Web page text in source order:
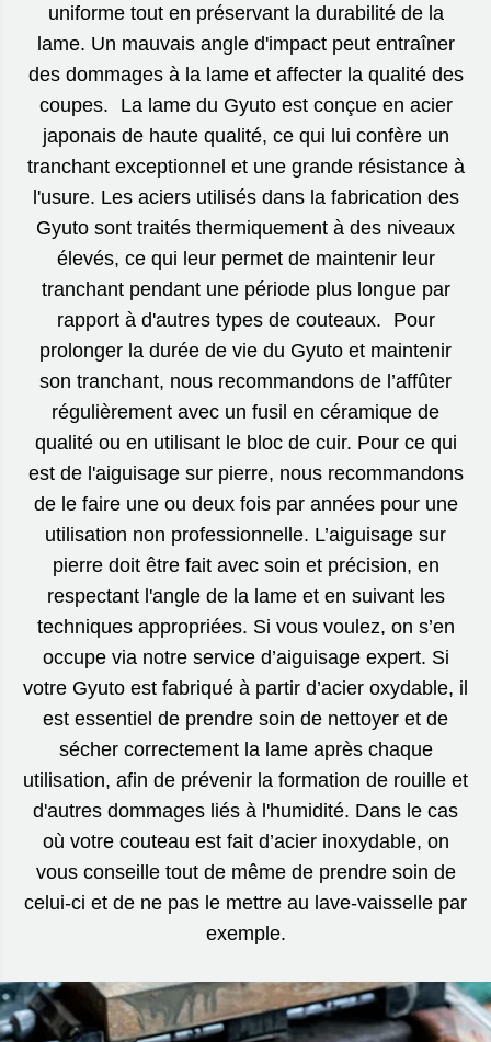
uniforme tout en préservant la durabilité de la
lame. Un mauvais angle d'impact peut entraîner
des dommages à la lame et affecter la qualité des
coupes. La lame du Gyuto est conçue en acier
japonais de haute qualité, ce qui lui confère un
tranchant exceptionnel et une grande résistance à
l'usure. Les aciers utilisés dans la fabrication des
Gyuto sont traités thermiquement à des niveaux
élevés, ce qui leur permet de maintenir leur
tranchant pendant une période plus longue par
rapport à d'autres types de couteaux. Pour
prolonger la durée de vie du Gyuto et maintenir
son tranchant, nous recommandons de l’affûter
régulièrement avec un fusil en céramique de
qualité ou en utilisant le bloc de cuir. Pour ce qui
est de l'aiguisage sur pierre, nous recommandons
de le faire une ou deux fois par années pour une
utilisation non professionnelle. L’aiguisage sur
pierre doit être fait avec soin et précision, en
respectant l'angle de la lame et en suivant les
techniques appropriées. Si vous voulez, on s’en
occupe via notre service d’aiguisage expert. Si
votre Gyuto est fabriqué à partir d’acier oxydable, il
est essentiel de prendre soin de nettoyer et de
sécher correctement la lame après chaque
utilisation, afin de prévenir la formation de rouille et
d'autres dommages liés à l'humidité. Dans le cas
où votre couteau est fait d’acier inoxydable, on
vous conseille tout de même de prendre soin de
celui-ci et de ne pas le mettre au lave-vaisselle par
exemple.